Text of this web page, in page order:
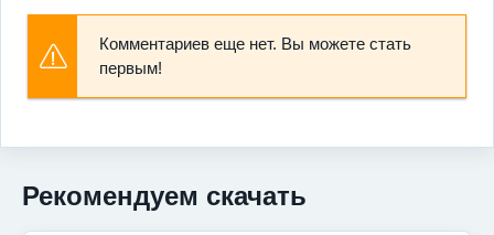
Комментариев еще нет. Вы можете стать
первым!
Рекомендуем скачать